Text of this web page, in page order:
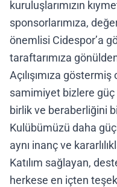
kuruluşlarımızın
sponsorlarımıza,
önemlisi Cidespor’a
taraftarımıza
Açılışımıza
samimiyet bizlere
birlik ve beraberliğini
Kulübümüzü daha
aynı inanç ve
Katılım sağlayan,
herkese en içten